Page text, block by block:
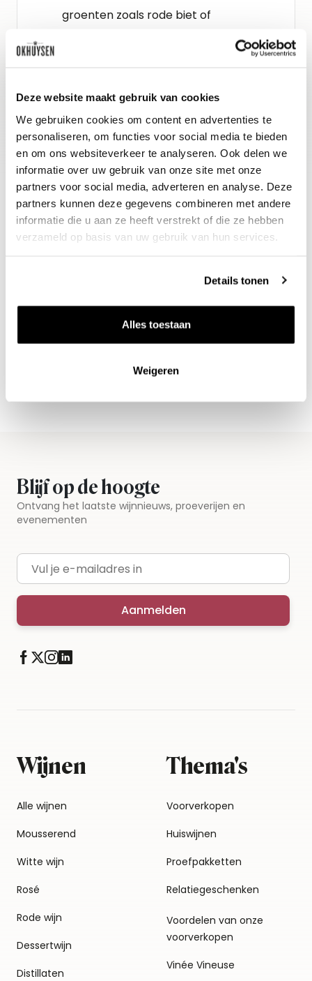
Deze website maakt gebruik van cookies
We gebruiken cookies om content en advertenties te
personaliseren, om functies voor social media te bieden
en om ons websiteverkeer te analyseren. Ook delen we
informatie over uw gebruik van onze site met onze
partners voor social media, adverteren en analyse. Deze
partners kunnen deze gegevens combineren met andere
informatie die u aan ze heeft verstrekt of die ze hebben
verzameld op basis van uw gebruik van hun services.
Details tonen
Alles toestaan
Weigeren
groenten zoals rode biet of
gerechten met truffel zoals pasta’s.
Gidsbeoordeling
Vinous : 92-94
Nieuws & inspiratie in Vineé Vineuse
Alle wijnen direct van de wijnboer
Gratis thuisbezorgd vanaf €115,00
Iedere wijn per fles te bestellen
Blijf op de hoogte
Ontvang het laatste wijnnieuws, proeverijen en
evenementen
E-mailadres
Aanmelden
Wijnen
Alle wijnen
Mousserend
Witte wijn
Rosé
Rode wijn
Dessertwijn
Distillaten
Thema's
Voorverkopen
Huiswijnen
Proefpakketten
Relatiegeschenken
Voordelen van onze
voorverkopen
Vinée Vineuse